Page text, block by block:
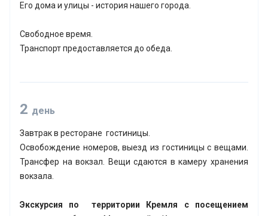
Его дома и улицы - история нашего города.
Свободное время.
Транспорт предоставляется до обеда.
2 день
Завтрак в ресторане гостиницы.
Освобождение номеров, выезд из гостиницы с вещами.
Трансфер на вокзал. Вещи сдаются в камеру хранения
вокзала.
Экскурсия по территории Кремля с посещением